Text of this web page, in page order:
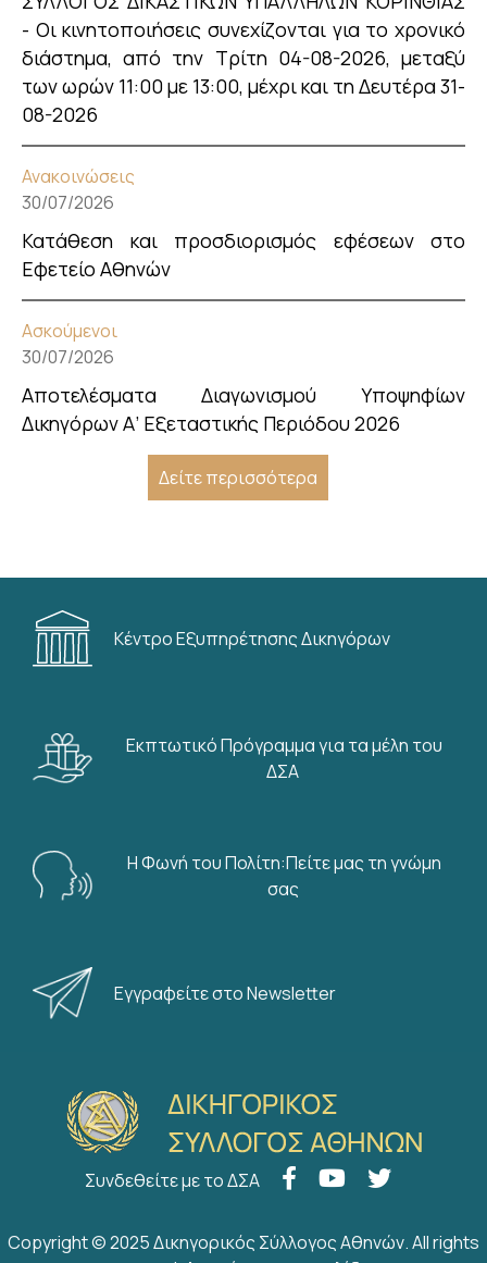
- Οι κινητοποιήσεις συνεχίζονται για το χρονικό
διάστημα, από την Τρίτη 04-08-2026, μεταξύ
των ωρών 11:00 με 13:00, μέχρι και τη Δευτέρα 31-
08-2026
Ανακοινώσεις
30/07/2026
Κατάθεση και προσδιορισμός εφέσεων στο
Εφετείο Αθηνών
Ασκούμενοι
30/07/2026
Αποτελέσματα Διαγωνισμού Υποψηφίων
Δικηγόρων Α’ Εξεταστικής Περιόδου 2026
Δείτε περισσότερα
Κέντρο Εξυπηρέτησης Δικηγόρων
Εκπτωτικό Πρόγραμμα για τα μέλη του
ΔΣΑ
Η Φωνή του Πολίτη:Πείτε μας τη γνώμη
σας
Εγγραφείτε στο Newsletter
Συνδεθείτε με το ΔΣΑ
Copyright © 2025 Δικηγορικός Σύλλογος Αθηνών. All rights